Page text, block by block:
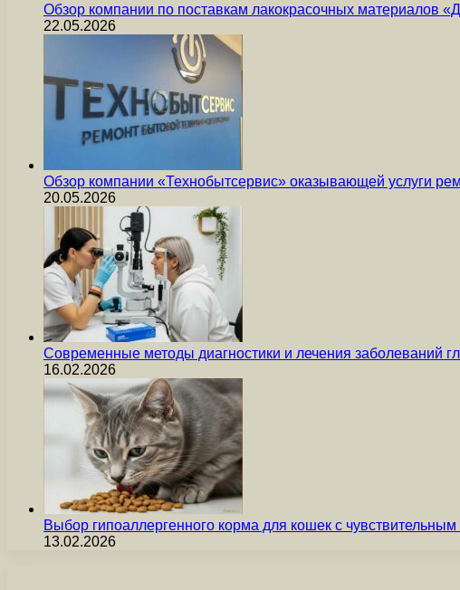
Обзор компании по поставкам лакокрасочных материалов
22.05.2026
Обзор компании «Технобытсервис» оказывающей услуги
20.05.2026
Современные методы диагностики и лечения заболеваний
16.02.2026
Выбор гипоаллергенного корма для кошек с
13.02.2026